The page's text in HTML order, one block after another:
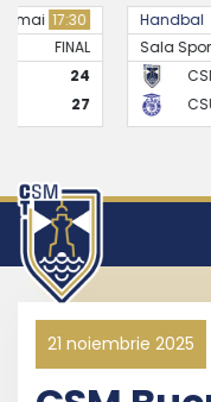
Handbal
Sala Sporturilor
CSM Constanța
CSU Suceava
21 noiembrie 2025